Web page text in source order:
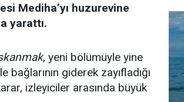
Mediha’yı huzurevine
yarattı.
, yeni bölümüyle yine
giderek zayıfladığı
izleyiciler arasında büyük